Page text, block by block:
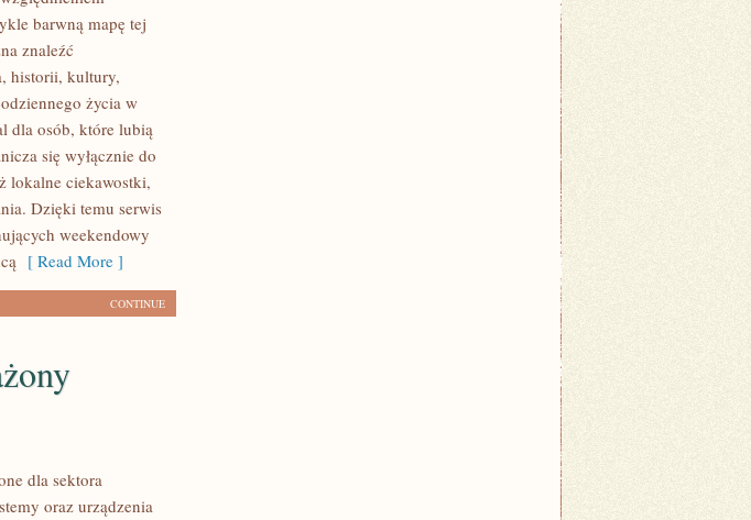
barwną mapę tej
znaleźć
historii, kultury,
życia w
dla osób, które lubią
się wyłącznie do
lokalne ciekawostki,
Dzięki temu serwis
weekendowy
[ Read More ]
CONTINUE
dla sektora
oraz urządzenia